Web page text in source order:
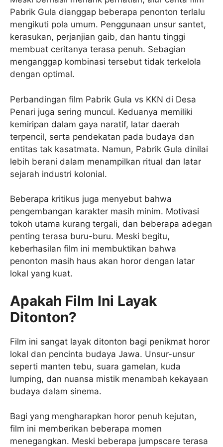
Pabrik Gula dianggap beberapa penonton terlalu
mengikuti pola umum. Penggunaan unsur santet,
kerasukan, perjanjian gaib, dan hantu tinggi
membuat ceritanya terasa penuh. Sebagian
menganggap kombinasi tersebut tidak terkelola
dengan optimal.
Perbandingan film Pabrik Gula vs KKN di Desa
Penari juga sering muncul. Keduanya memiliki
kemiripan dalam gaya naratif, latar daerah
terpencil, serta pendekatan pada budaya dan
entitas tak kasatmata. Namun, Pabrik Gula dinilai
lebih berani dalam menampilkan ritual dan latar
sejarah industri kolonial.
Beberapa kritikus juga menyebut bahwa
pengembangan karakter masih minim. Motivasi
tokoh utama kurang tergali, dan beberapa adegan
penting terasa buru-buru. Meski begitu,
keberhasilan film ini membuktikan bahwa
penonton masih haus akan horor dengan latar
lokal yang kuat.
Apakah Film Ini Layak
Ditonton?
Film ini sangat layak ditonton bagi penikmat horor
lokal dan pencinta budaya Jawa. Unsur-unsur
seperti manten tebu, suara gamelan, kuda
lumping, dan nuansa mistik menambah kekayaan
budaya dalam sinema.
Bagi yang mengharapkan horor penuh kejutan,
film ini memberikan beberapa momen
menegangkan. Meski beberapa jumpscare terasa